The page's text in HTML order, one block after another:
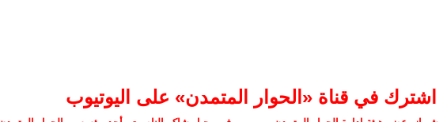
اشترك في قناة ‫«الحوار المتمدن» على اليوتيوب